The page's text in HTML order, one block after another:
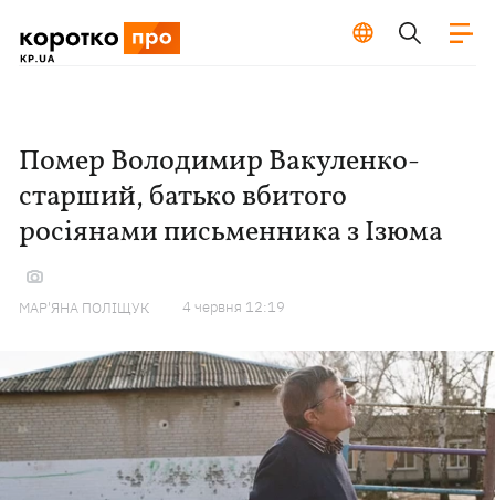
Помер Володимир Вакуленко-
старший, батько вбитого
росіянами письменника з Ізюма
МАР'ЯНА ПОЛІЩУК 4 червня 12:19